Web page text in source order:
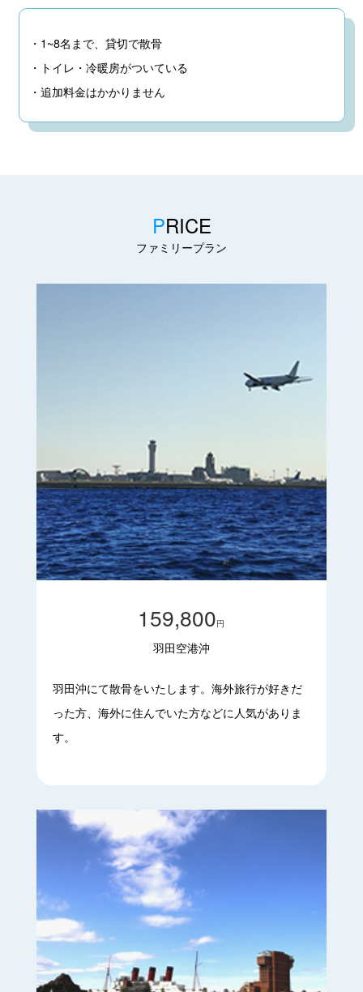
・1~8名まで、貸切で散骨
・トイレ・冷暖房がついている
・追加料金はかかりません
PRICE
ファミリープラン
159,800円
羽田空港沖
羽田沖にて散骨をいたします。海外旅行が好きだ
った方、海外に住んでいた方などに人気がありま
す。